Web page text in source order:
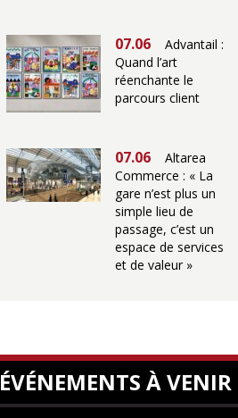
07.06
Advantail :
Quand l’art
réenchante le
parcours client
07.06
Altarea
Commerce : « La
gare n’est plus un
simple lieu de
passage, c’est un
espace de services
et de valeur »
ÉVÉNEMENTS À VENIR